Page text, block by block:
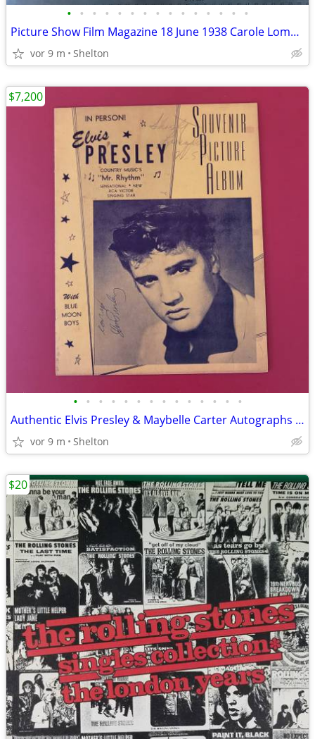
• • • • • • • • • • • • • • •
Picture Show Film Magazine 18 June 1938 Carole Lombard James Cagney
vor 9 m Shelton
• • • • • • • • • • • • • •
Authentic Elvis Presley & Maybelle Carter Autographs Souvenir Album
vor 9 m Shelton
$7,200
$20